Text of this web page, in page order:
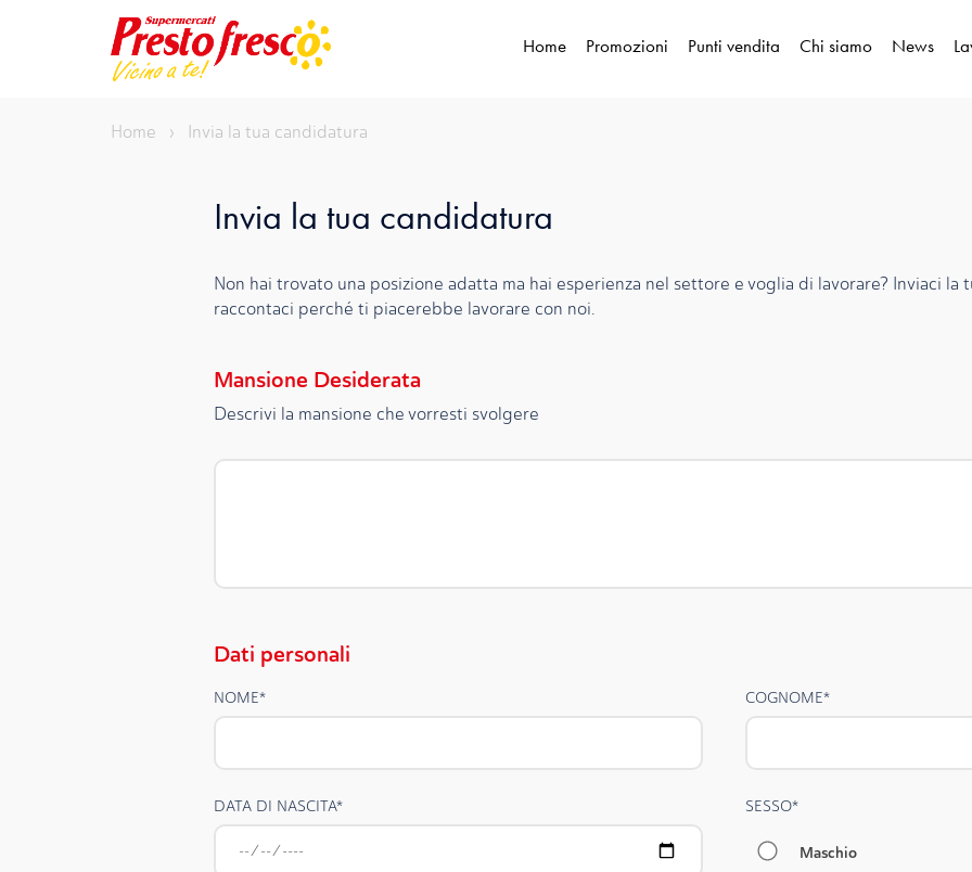
Home Promozioni Punti vendita Chi siamo News
Home › Invia la tua candidatura
Invia la tua candidatura
Non hai trovato una posizione adatta ma hai esperienza nel settore e voglia di lavorare? Inviaci la
raccontaci perché ti piacerebbe lavorare con noi.
Mansione Desiderata
Descrivi la mansione che vorresti svolgere
Dati personali
NOME* COGNOME*
DATA DI NASCITA* SESSO*
Maschio